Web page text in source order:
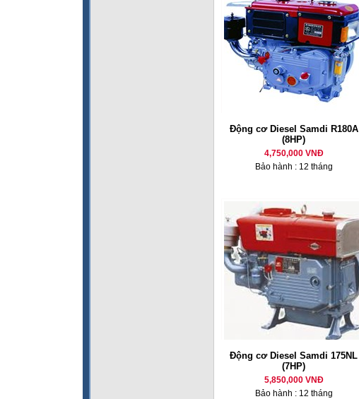
Động cơ Diesel Samdi R180A
(8HP)
4,750,000 VNĐ
Bảo hành : 12 tháng
Động cơ Diesel Samdi 175NL
(7HP)
5,850,000 VNĐ
Bảo hành : 12 tháng